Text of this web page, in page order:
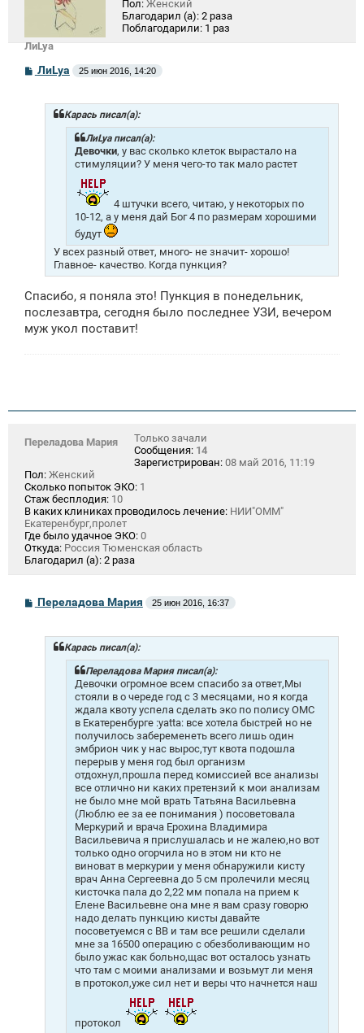
ЛиLya
Пол: Женский
Благодарил (а): 2 раза
Поблагодарили: 1 раз
С
о
ЛиLya 25 июн 2016, 14:20
Карась писал(а):
ЛиLya писал(а):
Девочки, у вас сколько клеток вырастало на
стимуляции? У меня чего-то так мало растет
4 штучки всего, читаю, у некоторых по
10-12, а у меня дай Бог 4 по размерам хорошими
будут
У всех разный ответ, много- не значит- хорошо!
Главное- качество. Когда пункция?
Спасибо, я поняла это! Пункция в понедельник,
послезавтра, сегодня было последнее УЗИ, вечером
муж укол поставит!
Переладова Мария
Только зачали
Сообщения: 14
Зарегистрирован: 08 май 2016, 11:19
Пол: Женский
Сколько попыток ЭКО: 1
Стаж бесплодия: 10
В каких клиниках проводилось лечение: НИИ"ОММ"
Екатеренбург,пролет
Где было удачное ЭКО: 0
Откуда: Россия Тюменская область
Благодарил (а): 2 раза
СПереладова Мария 25 июн 2016, 16:37
Карась писал(а):
Переладова Мария писал(а):
Девочки огромное всем спасибо за ответ,Мы
стояли в о череде год с 3 месяцами, но я когда
ждала квоту успела сделать эко по полису ОМС
в Екатеренбурге :yatta: все хотела быстрей но не
получилось забеременеть всего лишь один
эмбрион чик у нас вырос,тут квота подошла
перерыв у меня год был организм
отдохнул,прошла перед комиссией все анализы
все отлично ни каких претензий к мои анализам
не было мне мой врать Татьяна Васильевна
(Люблю ее за ее понимания ) посоветовала
Меркурий и врача Ерохина Владимира
Васильевича я прислушалась и не жалею,но вот
только одно огорчила но в этом ни кто не
виноват в меркурии у меня обнаружили кисту
врач Анна Сергеевна до 5 см пролечили месяц
кисточка пала до 2,22 мм попала на прием к
Елене Васильевне она мне я вам сразу говорю
надо делать пункцию кисты давайте
посоветуемся с ВВ и там все решили сделали
мне за 16500 операцию с обезболивающим но
было ужас как больно,щас вот осталось узнать
что там с моими анализами и возьмут ли меня
в протокол,уже сил нет и веры что начнется наш
протокол